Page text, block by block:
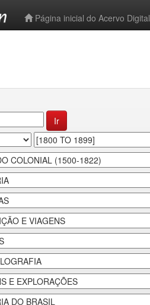
Página inicial do Acervo Digital